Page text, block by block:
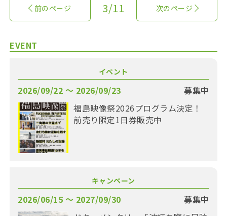
前のページ 3/11 次のページ
EVENT
イベント
2026/09/22 〜 2026/09/23
募集中
福島映像祭2026プログラム決定！
前売り限定1日券販売中
キャンペーン
2026/06/15 〜 2027/09/30
募集中